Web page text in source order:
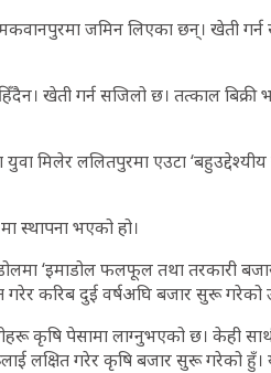
जमिन लिएका छन्। खेती
खेती गर्न सजिलो छ। तत्काल
मिलेर ललितपुरमा एउटा
स्थापना भएको हो।
‘इमाडोल फलफूल तथा तरकारी
गरेर करिब दुई वर्षअघि बजार सुरू गरेको
कृषि पेसामा लाग्नुभएको छ। केही
लक्षित गरेर कृषि बजार सुरू गरेको